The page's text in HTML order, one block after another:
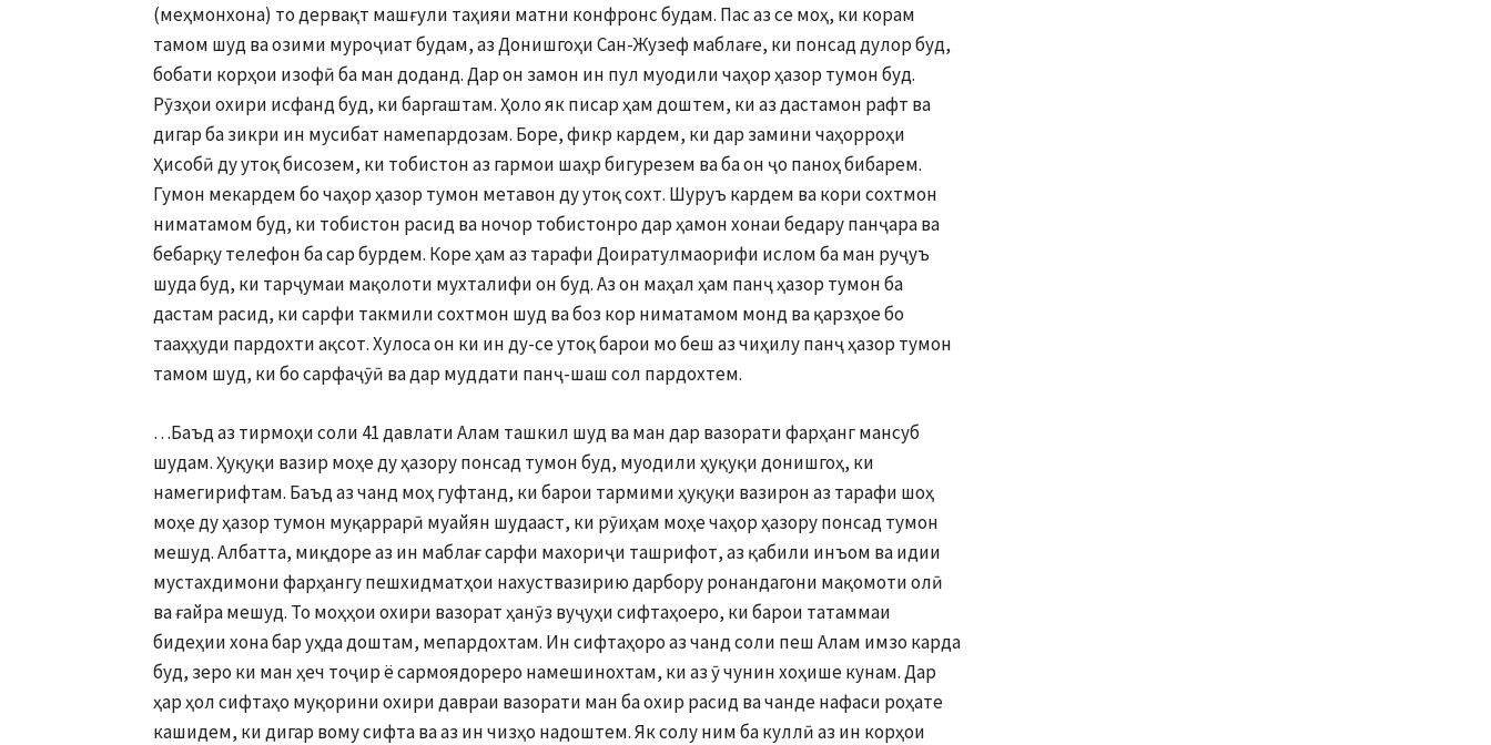
(меҳмонхона) то дервақт машғули таҳияи матни конфронс будам. Пас аз се моҳ, ки корам
тамом шуд ва озими муроҷиат будам, аз Донишгоҳи Сан-Жузеф маблағе, ки понсад дулор буд,
бобати корҳои изофӣ ба ман доданд. Дар он замон ин пул муодили чаҳор ҳазор тумон буд.
Рӯзҳои охири исфанд буд, ки баргаштам. Ҳоло як писар ҳам доштем, ки аз дастамон рафт ва
дигар ба зикри ин мусибат намепардозам. Боре, фикр кардем, ки дар замини чаҳорроҳи
Ҳисобӣ ду утоқ бисозем, ки тобистон аз гармои шаҳр бигурезем ва ба он ҷо паноҳ бибарем.
Гумон мекардем бо чаҳор ҳазор тумон метавон ду утоқ сохт. Шуруъ кардем ва кори сохтмон
ниматамом буд, ки тобистон расид ва ночор тобистонро дар ҳамон хонаи бедару панҷара ва
бебарқу телефон ба сар бурдем. Коре ҳам аз тарафи Доиратулмаорифи ислом ба ман руҷуъ
шуда буд, ки тарҷумаи мақолоти мухталифи он буд. Аз он маҳал ҳам панҷ ҳазор тумон ба
дастам расид, ки сарфи такмили сохтмон шуд ва боз кор ниматамом монд ва қарзҳое бо
тааҳҳуди пардохти ақсот. Хулоса он ки ин ду-се утоқ барои мо беш аз чиҳилу панҷ ҳазор тумон
тамом шуд, ки бо сарфаҷӯӣ ва дар муддати панҷ-шаш сол пардохтем.
…Баъд аз тирмоҳи соли 41 давлати Алам ташкил шуд ва ман дар вазорати фарҳанг мансуб
шудам. Ҳуқуқи вазир моҳе ду ҳазору понсад тумон буд, муодили ҳуқуқи донишгоҳ, ки
намегирифтам. Баъд аз чанд моҳ гуфтанд, ки барои тармими ҳуқуқи вазирон аз тарафи шоҳ
моҳе ду ҳазор тумон муқаррарӣ муайян шудааст, ки рӯиҳам моҳе чаҳор ҳазору понсад тумон
мешуд. Албатта, миқдоре аз ин маблағ сарфи махориҷи ташрифот, аз қабили инъом ва идии
мустахдимони фарҳангу пешхидматҳои нахуствазирию дарбору ронандагони мақомоти олӣ
ва ғайра мешуд. То моҳҳои охири вазорат ҳанӯз вуҷуҳи сифтаҳоеро, ки барои татаммаи
бидеҳии хона бар уҳда доштам, мепардохтам. Ин сифтаҳоро аз чанд соли пеш Алам имзо карда
буд, зеро ки ман ҳеч тоҷир ё сармоядореро намешинохтам, ки аз ӯ чунин хоҳише кунам. Дар
ҳар ҳол сифтаҳо муқорини охири давраи вазорати ман ба охир расид ва чанде нафаси роҳате
кашидем, ки дигар вому сифта ва аз ин чизҳо надоштем. Як солу ним ба куллӣ аз ин корҳои